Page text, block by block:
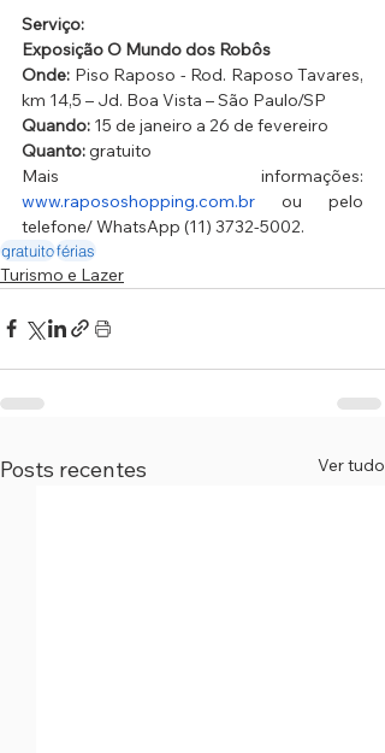
Serviço:
Exposição O Mundo dos Robôs
Onde: Piso Raposo - Rod. Raposo Tavares,
km 14,5 – Jd. Boa Vista – São Paulo/SP
Quando: 15 de janeiro a 26 de fevereiro
Quanto: gratuito
Mais informações:
www.rapososhopping.com.br ou pelo
telefone/ WhatsApp (11) 3732-5002.
gratuitoférias
Turismo e Lazer
Posts recentes Ver tudo